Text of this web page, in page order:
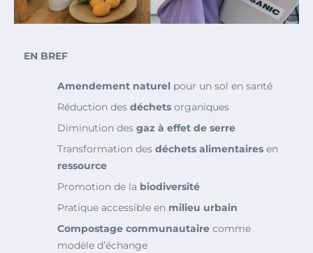
EN BREF
Amendement naturel pour un sol en santé
Réduction des déchets organiques
Diminution des gaz à effet de serre
Transformation des déchets alimentaires en
ressource
Promotion de la biodiversité
Pratique accessible en milieu urbain
Compostage communautaire comme
modèle d’échange